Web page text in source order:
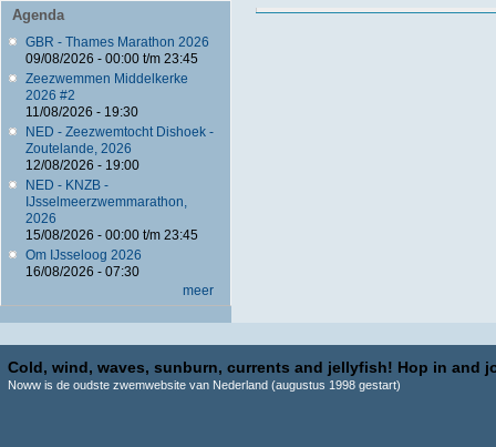
Agenda
GBR - Thames Marathon 2026
09/08/2026 - 00:00t/m 23:45
Zeezwemmen Middelkerke
2026 #2
11/08/2026 - 19:30
NED - Zeezwemtocht Dishoek -
Zoutelande, 2026
12/08/2026 - 19:00
NED - KNZB -
IJsselmeerzwemmarathon,
2026
15/08/2026 - 00:00t/m 23:45
Om IJsseloog 2026
16/08/2026 - 07:30
meer
Cold, wind, waves, sunburn, currents and jellyfish! Hop in and
Noww is de oudste zwemwebsite van Nederland (augustus 1998 gestart)